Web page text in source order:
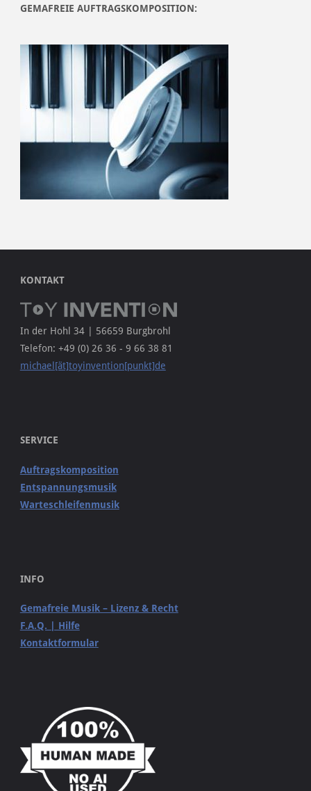
GEMAFREIE AUFTRAGSKOMPOSITION:
KONTAKT
In der Hohl 34 | 56659 Burgbrohl
Telefon: +49 (0) 26 36 - 9 66 38 81
michael[ät]toyinvention[punkt]de
SERVICE
Auftragskomposition
Entspannungsmusik
Warteschleifenmusik
INFO
Gemafreie Musik – Lizenz & Recht
F.A.Q. | Hilfe
Kontaktformular